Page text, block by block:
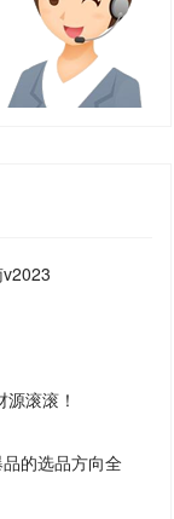
滚滚！
的选品方向全